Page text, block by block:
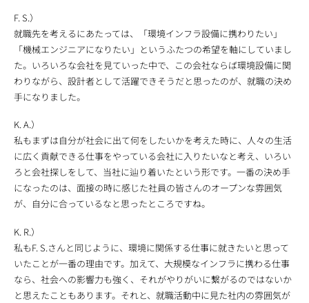
F. S.）
就職先を考えるにあたっては、「環境インフラ設備に携わりたい」
「機械エンジニアになりたい」というふたつの希望を軸にしていまし
た。いろいろな会社を見ていった中で、この会社ならば環境設備に関
わりながら、設計者として活躍できそうだと思ったのが、就職の決め
手になりました。
K. A.）
私もまずは自分が社会に出て何をしたいかを考えた時に、人々の生活
に広く貢献できる仕事をやっている会社に入りたいなと考え、いろい
ろと会社探しをして、当社に辿り着いたという形です。一番の決め手
になったのは、面接の時に感じた社員の皆さんのオープンな雰囲気
が、自分に合っているなと思ったところですね。
K. R.）
私もF. S.さんと同じように、環境に関係する仕事に就きたいと思って
いたことが一番の理由です。加えて、大規模なインフラに携わる仕事
なら、社会への影響力も強く、それがやりがいに繋がるのではないか
と思えたこともあります。それと、就職活動中に見た社内の雰囲気が